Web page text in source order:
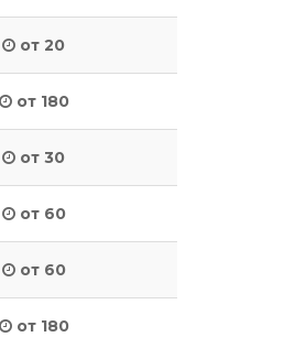
от 20
от 180
от 30
от 60
от 60
от 180